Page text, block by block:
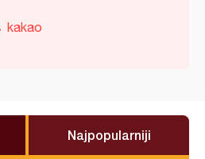
kakao
Najpopularniji